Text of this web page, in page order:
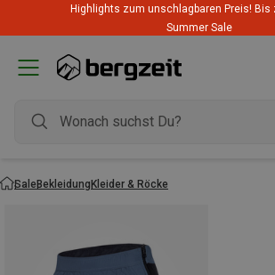
Highlights zum unschlagbaren Preis! Bis
Summer Sale
SaleBekleidungKleider & Röcke